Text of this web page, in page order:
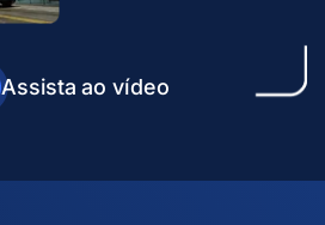
Assista ao vídeo